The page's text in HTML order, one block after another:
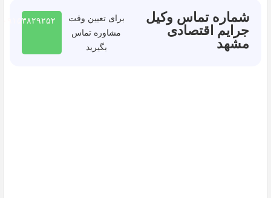
شماره تماس وکیل
جرایم اقتصادی
مشهد
برای تعیین وقت
مشاوره تماس
بگیرید
۰۹۱۵۳۸۲۹۲۵۲